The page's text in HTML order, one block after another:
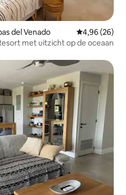
del Venado Gemiddelde
4,96 (26)
met uitzicht op de oceaan